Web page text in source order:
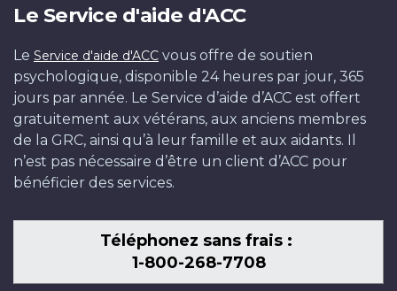
Le Service d'aide d'ACC
Le Service d'aide d'ACC vous offre de soutien
psychologique, disponible 24 heures par jour, 365
jours par année. Le Service d’aide d’ACC est offert
gratuitement aux vétérans, aux anciens membres
de la GRC, ainsi qu’à leur famille et aux aidants. Il
n’est pas nécessaire d’être un client d’ACC pour
bénéficier des services.
Téléphonez sans frais :
1-800-268-7708